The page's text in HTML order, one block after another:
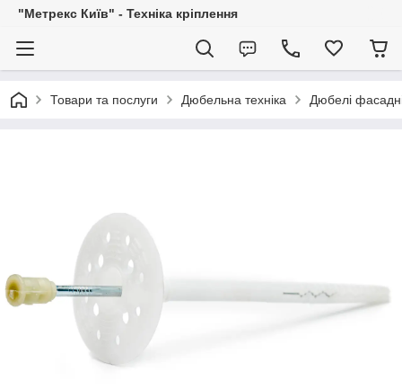
"Метрекс Київ" - Техніка кріплення
Товари та послуги Дюбельна техніка Дюбелі